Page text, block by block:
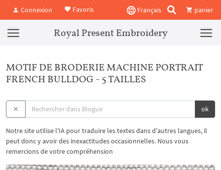
Connexion Favoris Français panier
Royal Present Embroidery
MOTIF DE BRODERIE MACHINE PORTRAIT
FRENCH BULLDOG - 5 TAILLES
ok
Notre site utilise l'IA pour traduire les textes dans d'autres langues, il
peut donc y avoir des inexactitudes occasionnelles. Nous vous
remercions de votre compréhension